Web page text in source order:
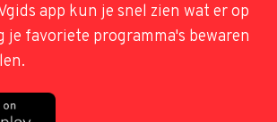
app kun je snel zien wat er op
je favoriete programma's bewaren